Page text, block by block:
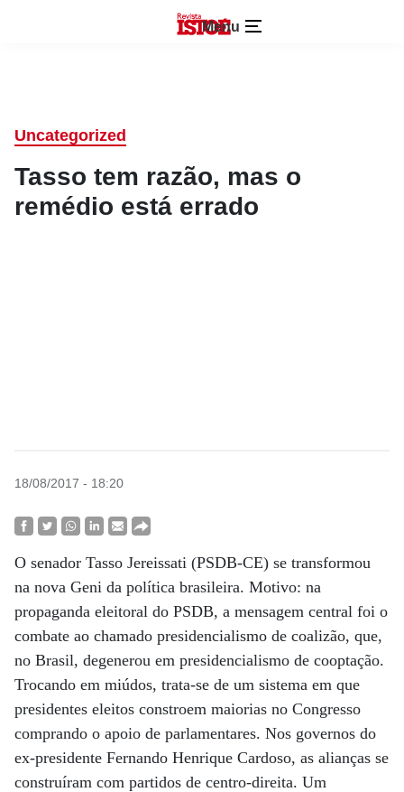
Menu
Uncategorized
Tasso tem razão, mas o
remédio está errado
18/08/2017 - 18:20
O senador Tasso Jereissati (PSDB-CE) se transformou
na nova Geni da política brasileira. Motivo: na
propaganda eleitoral do PSDB, a mensagem central foi o
combate ao chamado presidencialismo de coalizão, que,
no Brasil, degenerou em presidencialismo de cooptação.
Trocando em miúdos, trata-se de um sistema em que
presidentes eleitos constroem maiorias no Congresso
comprando o apoio de parlamentares. Nos governos do
ex-presidente Fernando Henrique Cardoso, as alianças se
construíram com partidos de centro-direita. Um